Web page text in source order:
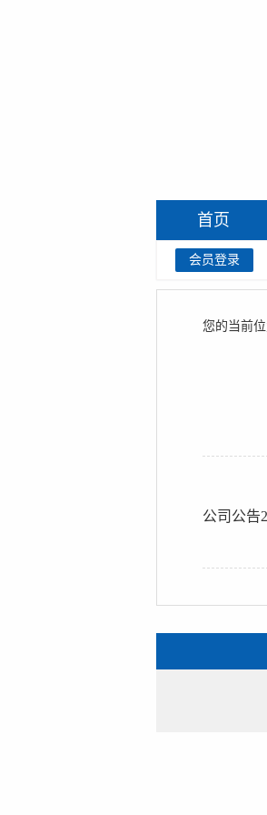
首页
会员登录
您的当前
公司公告